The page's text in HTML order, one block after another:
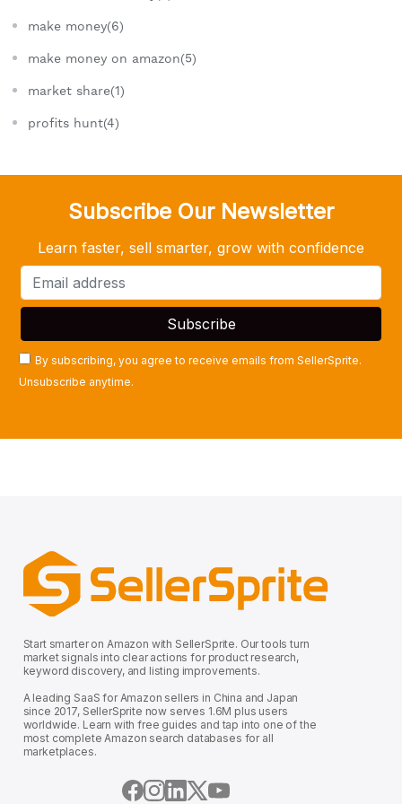
make money(6)
make money on amazon(5)
market share(1)
profits hunt(4)
Subscribe Our Newsletter
Learn faster, sell smarter, grow with confidence
By subscribing, you agree to receive emails from SellerSprite.
Unsubscribe anytime.